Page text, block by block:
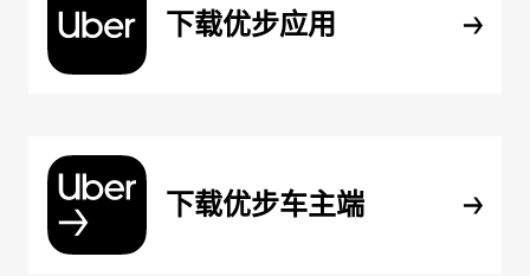
下载优步应用
下载优步车主端